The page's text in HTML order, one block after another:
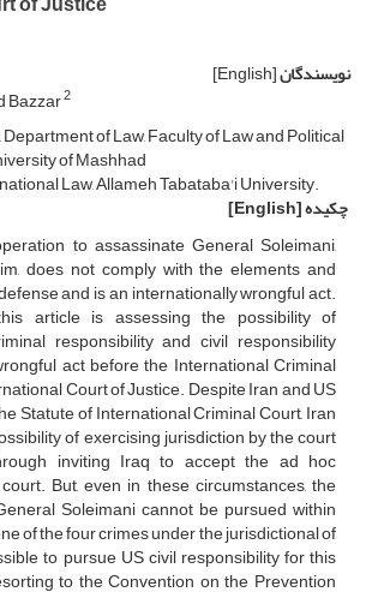
نویسندگان[English]
Bazzar2
of Law, Faculty of Law and Political
of Mashhad
Law, Allameh Tabataba'i University.
چکیده[English]
to assassinate General Soleimani,
does not comply with the elements and
and is an internationally wrongful act.
article is assessing the possibility of
responsibility and civil responsibility
act before the International Criminal
Court of Justice. Despite Iran and US
Statute of International Criminal Court, Iran
of exercising jurisdiction by the court
inviting Iraq to accept the ad hoc
But, even in these circumstances, the
Soleimani cannot be pursued within
of the four crimes under the jurisdictional of
to pursue US civil responsibility for this
to the Convention on the Prevention